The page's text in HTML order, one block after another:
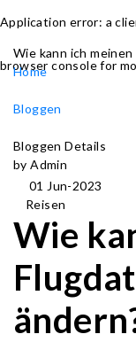
Application error: a
browser console for
Wie kann ich
Home
Bloggen
Bloggen Details
by Admin
01 Jun-2023
Reisen
Wie